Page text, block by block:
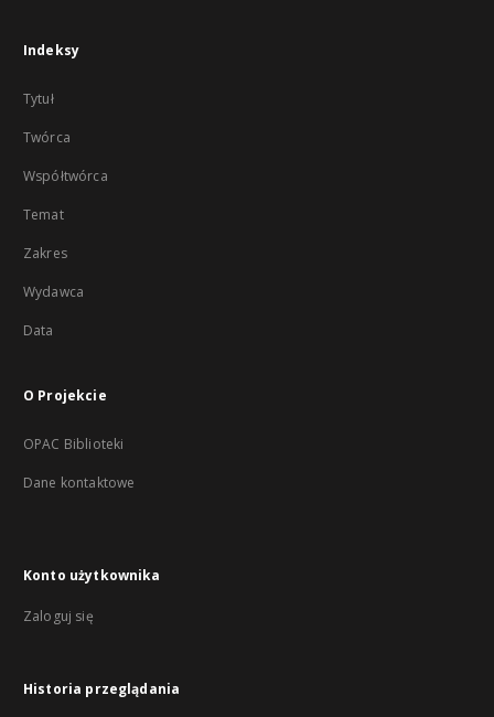
Indeksy
Tytuł
Twórca
Współtwórca
Temat
Zakres
Wydawca
Data
O Projekcie
OPAC Biblioteki
Dane kontaktowe
Konto użytkownika
Zaloguj się
Historia przeglądania